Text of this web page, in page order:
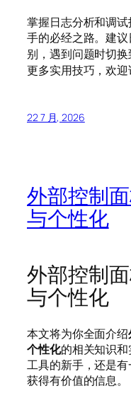
掌握日志分析和调
手的必经之路。建
别，遇到问题时切换
更多实用技巧，欢迎
22 7 月, 2026
外部控制
与个性化
外部控制
与个性化
本文将为你全面介绍
个性化的相关知识
工具的新手，还是
获得有价值的信息。